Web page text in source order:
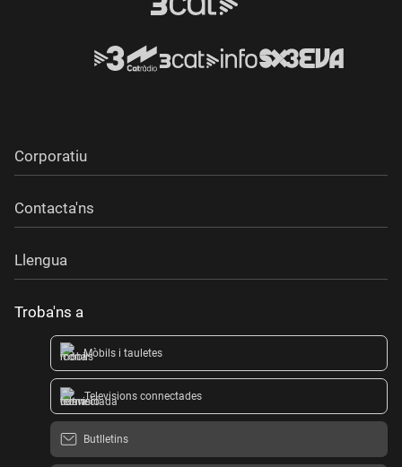
Corporatiu
Contacta'ns
Llengua
Troba'ns a
Mòbils i tauletes
Televisions connectades
Butlletins